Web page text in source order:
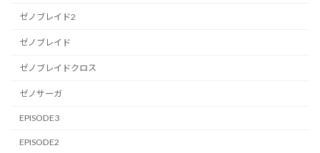
ゼノブレイド2
ゼノブレイド
ゼノブレイドクロス
ゼノサーガ
EPISODE3
EPISODE2